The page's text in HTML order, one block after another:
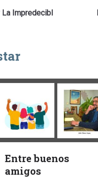
La Impredecibl
Entre buenos
amigos